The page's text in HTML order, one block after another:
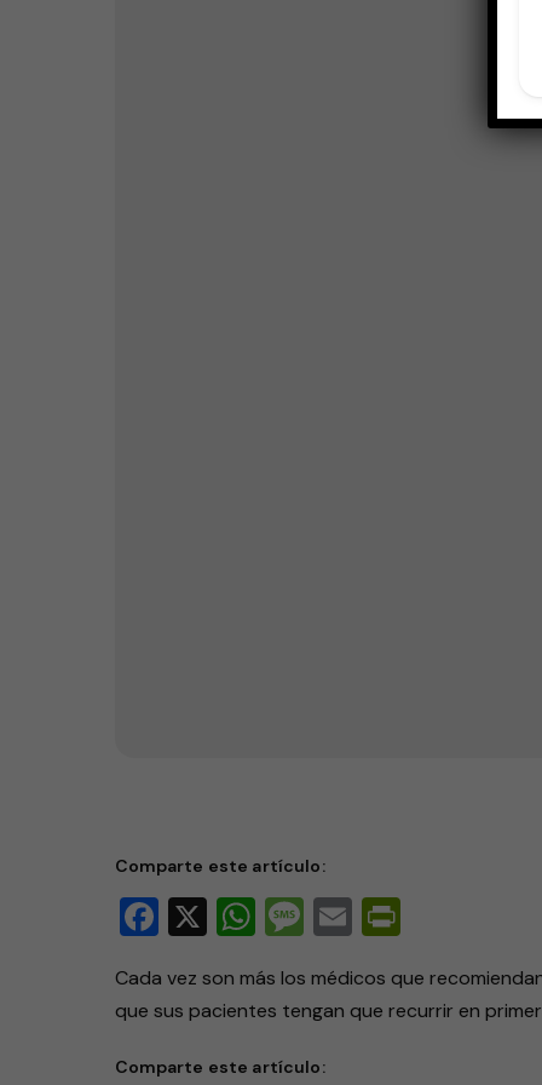
Comparte este artículo:
Facebook
X WhatsApp
Message
Email
Cada vez son más los médicos que
que sus pacientes tengan que recurrir en
Comparte este artículo: